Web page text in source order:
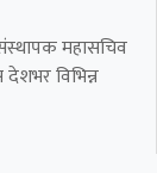
महासचिव
विभिन्न